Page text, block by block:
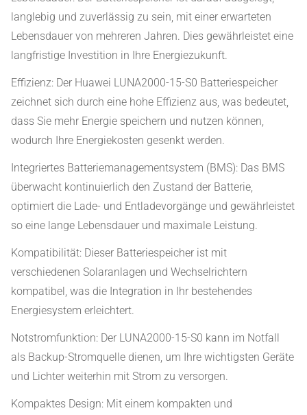
langlebig und zuverlässig zu sein, mit einer erwarteten
Lebensdauer von mehreren Jahren. Dies gewährleistet eine
langfristige Investition in Ihre Energiezukunft.
Effizienz: Der Huawei LUNA2000-15-S0 Batteriespeicher
zeichnet sich durch eine hohe Effizienz aus, was bedeutet,
dass Sie mehr Energie speichern und nutzen können,
wodurch Ihre Energiekosten gesenkt werden.
Integriertes Batteriemanagementsystem (BMS): Das BMS
überwacht kontinuierlich den Zustand der Batterie,
optimiert die Lade- und Entladevorgänge und gewährleistet
so eine lange Lebensdauer und maximale Leistung.
Kompatibilität: Dieser Batteriespeicher ist mit
verschiedenen Solaranlagen und Wechselrichtern
kompatibel, was die Integration in Ihr bestehendes
Energiesystem erleichtert.
Notstromfunktion: Der LUNA2000-15-S0 kann im Notfall
als Backup-Stromquelle dienen, um Ihre wichtigsten Geräte
und Lichter weiterhin mit Strom zu versorgen.
Kompaktes Design: Mit einem kompakten und